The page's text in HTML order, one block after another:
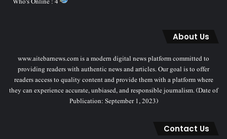
About Us
www.aitebarnews.com is a modern digital news platform committed to
providing readers with authentic news and articles. Our goal is to offer
readers access to quality content and provide them with a platform where
they can experience accurate, unbiased, and responsible journalism. (Date of
Publication: September 1, 2023)
Contact Us